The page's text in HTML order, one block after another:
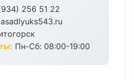
256 51 22
Пн-Сб: 08:00-19:00